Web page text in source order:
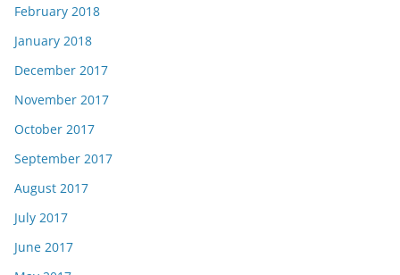
February 2018
January 2018
December 2017
November 2017
October 2017
September 2017
August 2017
July 2017
June 2017